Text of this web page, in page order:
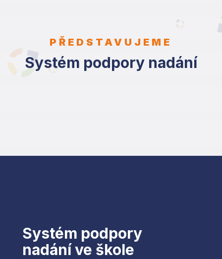
PŘEDSTAVUJEME
Systém podpory nadání
Systém podpory
nadání ve škole